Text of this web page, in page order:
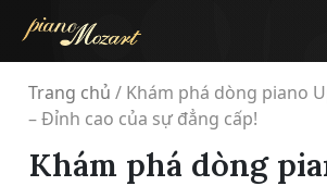
content
Trang chủ / Khám phá dòng piano
– Đỉnh cao của sự đẳng cấp!
Khám phá dòng